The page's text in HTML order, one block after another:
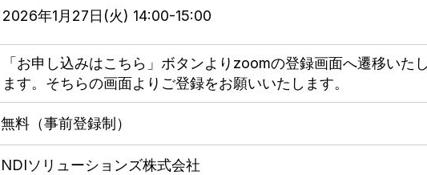
2026年1月27日(火) 14:00-15:00
「お申し込みはこちら」ボタンよりzoomの登録画面へ遷移いた
ます。そちらの画面よりご登録をお願いいたします。
無料（事前登録制）
NDIソリューションズ株式会社